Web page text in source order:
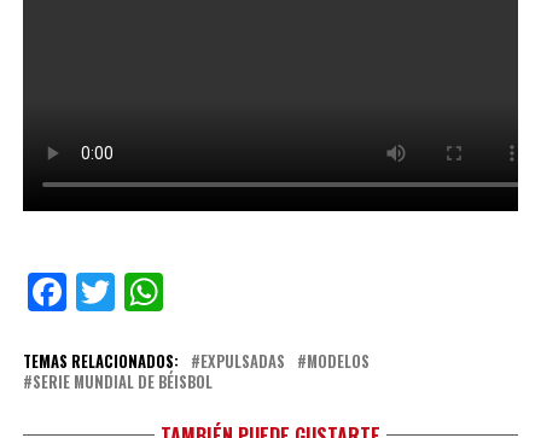
Facebook
TwitterWhatsApp
TEMAS RELACIONADOS: EXPULSADAS
MODELOS
SERIE MUNDIAL DE BÉISBOL